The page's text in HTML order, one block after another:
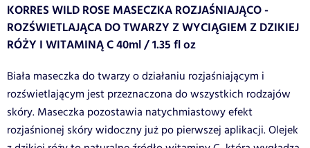
KORRES WILD ROSE MASECZKA ROZJAŚNIAJĄCO -
ROZŚWIETLAJĄCA DO TWARZY Z WYCIĄGIEM Z DZIKIEJ
RÓŻY I WITAMINĄ C 40ml / 1.35 fl oz
Biała maseczka do twarzy o działaniu rozjaśniającym i
rozświetlającym jest przeznaczona do wszystkich rodzajów
skóry. Maseczka pozostawia natychmiastowy efekt
rozjaśnionej skóry widoczny już po pierwszej aplikacji. Olejek